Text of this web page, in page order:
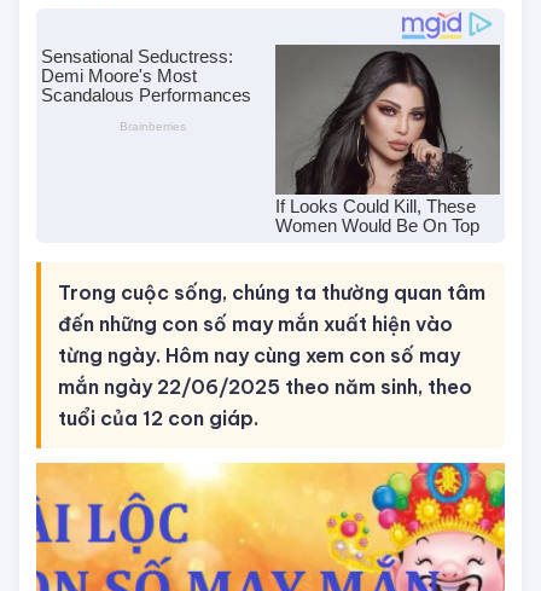
Trong cuộc sống, chúng ta thường quan tâm
đến những con số may mắn xuất hiện vào
từng ngày. Hôm nay cùng xem con số may
mắn ngày 22/06/2025 theo năm sinh, theo